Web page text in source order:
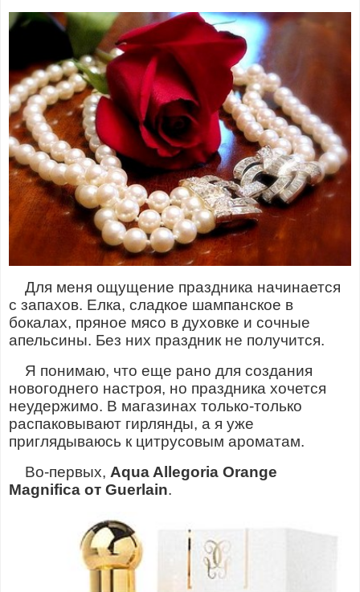
Для меня ощущение праздника начинается
с запахов. Елка, сладкое шампанское в
бокалах, пряное мясо в духовке и сочные
апельсины. Без них праздник не получится.
Я понимаю, что еще рано для создания
новогоднего настроя, но праздника хочется
неудержимо. В магазинах только-только
распаковывают гирлянды, а я уже
приглядываюсь к цитрусовым ароматам.
Во-первых, Aqua Allegoria Orange
Magnifica от Guerlain.